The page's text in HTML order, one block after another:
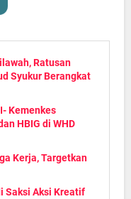
Ratusan
Syukur Berangkat
Kemenkes
HBIG di WHD
Kerja, Targetkan
Saksi Aksi Kreatif